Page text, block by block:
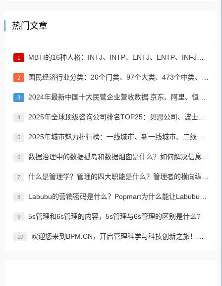
热门文章
1 MBTI的16种人格：INTJ、INTP、ENTJ、ENTP、INFJ、INFP、ENFJ、ENFP、ISTJ、ISFJ、ESTJ、ESFJ、ISTP、ISFP、ESTP、ESFP
2 国民经济行业分类：20个门类、97个大类、473个中类、1382个小类
3 2024年最新中国十大民营企业营收数据 京东、阿里、恒力集团居前三名
4 2025年全球顶级咨询公司排名TOP25：贝恩公司、波士顿咨询、麦肯锡公司等
5 2025年城市魅力排行榜：一线城市、新一线城市、二线城市、三线城市、四线城市、五线城市名单
6 数据治理中的数据孤岛和数据烟囱是什么？如何解决信息孤岛的问题？
7 什么是管理学？管理的四大职能是什么？管理者的横向纵向分类？如何进行有效、高效的管理？
8 Labubu的营销密码是什么？Popmart为什么能让Labubu爆火成为顶流潮玩？
9 5s管理和6s管理的内容，5s管理与6s管理的区别是什么?
10 欢迎您来到BPM.CN，开启管理科学与科技创新之旅！先来认识下BPM是什么吧！